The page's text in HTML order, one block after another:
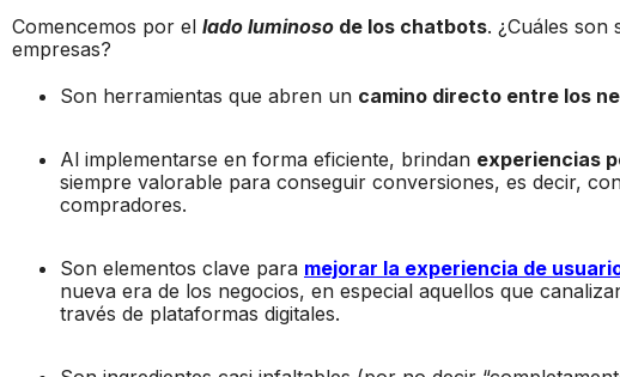
Comencemos por el lado luminoso de los chatbots. ¿Cuáles son
empresas?
Son herramientas que abren un camino directo entre los
Al implementarse en forma eficiente, brindan experiencias
siempre valorable para conseguir conversiones, es decir,
compradores.
Son elementos clave para mejorar la experiencia de
nueva era de los negocios, en especial aquellos que
través de plataformas digitales.